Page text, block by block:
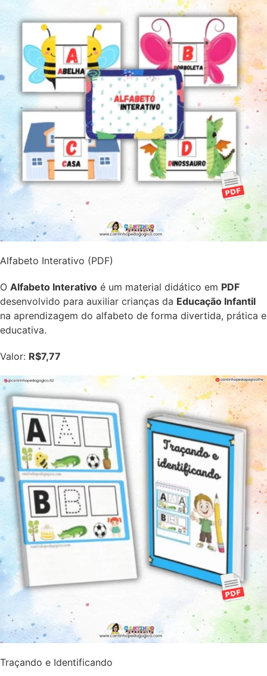
Alfabeto Interativo (PDF)
O Alfabeto Interativo é um material didático em PDF
desenvolvido para auxiliar crianças da Educação Infantil
na aprendizagem do alfabeto de forma divertida, prática e
educativa.
Valor: R$7,77
Traçando e Identificando